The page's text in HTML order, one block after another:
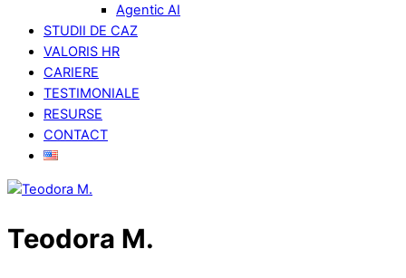
Agentic AI
STUDII DE CAZ
VALORIS HR
CARIERE
TESTIMONIALE
RESURSE
CONTACT
Teodora M.